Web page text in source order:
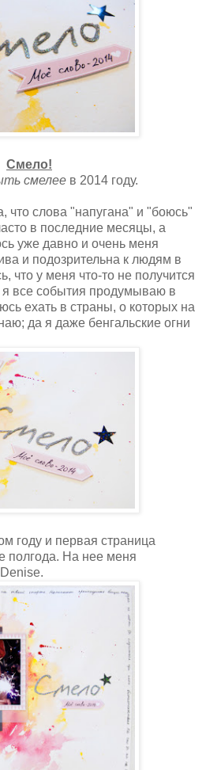
Смело!
смелее в 2014 году.
что слова "напугана" и "боюсь"
в последние месяцы, а
уже давно и очень меня
и подозрительна к людям в
что у меня что-то не получится
все события продумываю в
ехать в страны, о которых на
да я даже бенгальские огни
году и первая страница
полгода. На нее меня
Denise.